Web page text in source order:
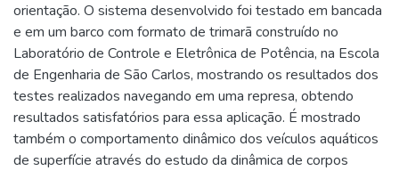
orientação. O sistema desenvolvido foi testado em bancada
e em um barco com formato de trimarã construído no
Laboratório de Controle e Eletrônica de Potência, na Escola
de Engenharia de São Carlos, mostrando os resultados dos
testes realizados navegando em uma represa, obtendo
resultados satisfatórios para essa aplicação. É mostrado
também o comportamento dinâmico dos veículos aquáticos
de superfície através do estudo da dinâmica de corpos